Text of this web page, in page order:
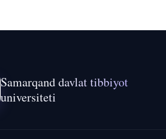
Samarqand davlat tibbiyot
universiteti